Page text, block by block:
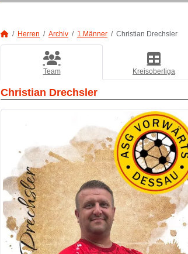
Herren Archiv 1.Männer Christian Drechsler
Team Kreisoberliga
Christian Drechsler